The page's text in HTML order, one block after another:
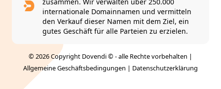
internationale Domainnamen und vermitteln
den Verkauf dieser Namen mit dem Ziel, ein
gutes Geschäft für alle Parteien zu erzielen.
© 2026 Copyright Dovendi © - alle Rechte vorbehalten |
Allgemeine Geschäftsbedingungen | Datenschutzerklärung